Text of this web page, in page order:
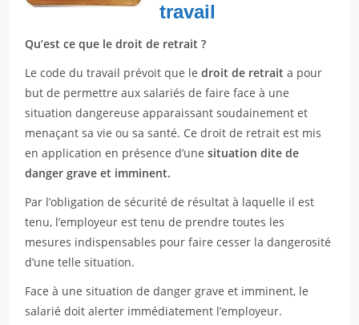
travail
Qu’est ce que le droit de retrait ?
Le code du travail prévoit que le droit de retrait a pour
but de permettre aux salariés de faire face à une
situation dangereuse apparaissant soudainement et
menaçant sa vie ou sa santé. Ce droit de retrait est mis
en application en présence d’unesituation dite de
danger grave et imminent.
Par l’obligation de sécurité de résultat à laquelle il est
tenu, l’employeur est tenu de prendre toutes les
mesures indispensables pour faire cesser la dangerosité
d’une telle situation.
Face à une situation de danger grave et imminent, le
salarié doit alerter immédiatement l’employeur.